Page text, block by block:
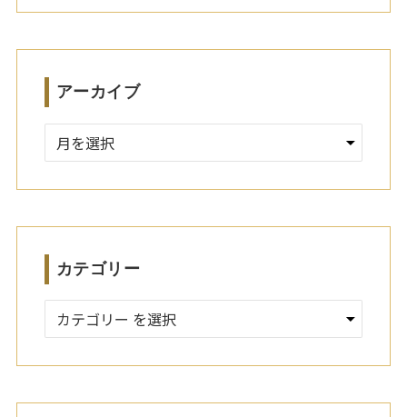
アーカイブ
ー
カテゴリー